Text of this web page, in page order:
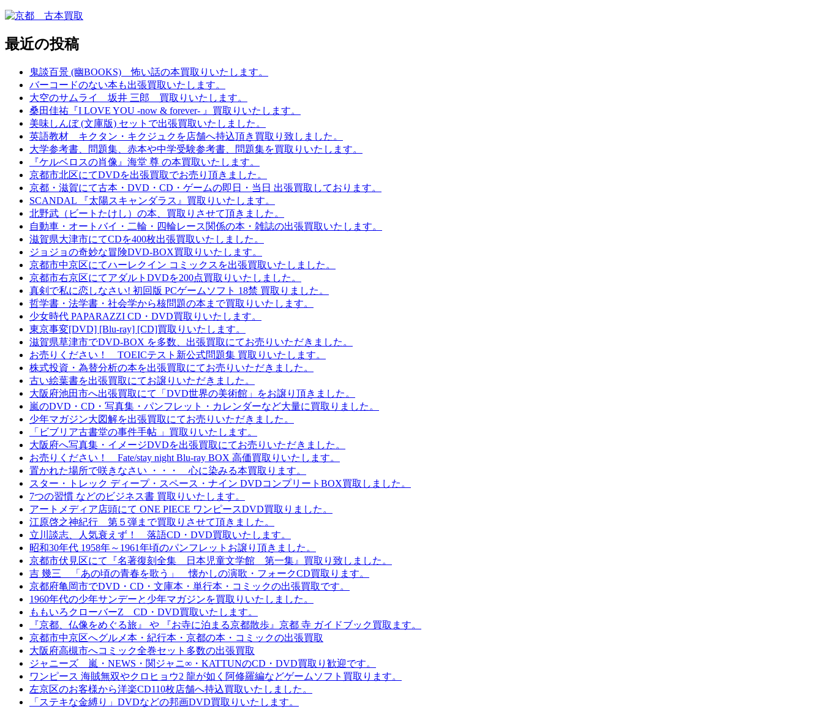
最近の投稿
鬼談百景 (幽BOOKS) 怖い話の本買取りいたします。
バーコードのない本も出張買取いたします。
大空のサムライ 坂井 三郎 買取りいたします。
桑田佳祐『I LOVE YOU -now & forever- 』買取りいたします。
美味しんぼ (文庫版) セットで出張買取いたしました。
英語教材 キクタン・キクジュクを店舗へ持込頂き買取り致しました。
大学参考書、問題集、赤本や中学受験参考書、問題集を買取りいたします。
『ケルベロスの肖像』海堂 尊 の本買取いたします。
京都市北区にてDVDを出張買取でお売り頂きました。
京都・滋賀にて古本・DVD・CD・ゲームの即日・当日 出張買取しております。
SCANDAL 『太陽スキャンダラス』買取りいたします。
北野武（ビートたけし）の本、買取りさせて頂きました。
自動車・オートバイ・二輪・四輪レース関係の本・雑誌の出張買取いたします。
滋賀県大津市にてCDを400枚出張買取いたしました。
ジョジョの奇妙な冒険DVD-BOX買取りいたします。
京都市中京区にてハーレクイン コミックスを出張買取いたしました。
京都市右京区にてアダルトDVDを200点買取りいたしました。
真剣で私に恋しなさい! 初回版 PCゲームソフト 18禁 買取りました。
哲学書・法学書・社会学から核問題の本まで買取りいたします。
少女時代 PAPARAZZI CD・DVD買取りいたします。
東京事変[DVD] [Blu-ray] [CD]買取りいたします。
滋賀県草津市でDVD-BOX を多数、出張買取にてお売りいただきました。
お売りください！ TOEICテスト新公式問題集 買取りいたします。
株式投資・為替分析の本を出張買取にてお売りいただきました。
古い絵葉書を出張買取にてお譲りいただきました。
大阪府池田市へ出張買取にて「DVD世界の美術館」をお譲り頂きました。
嵐のDVD・CD・写真集・パンフレット・カレンダーなど大量に買取りました。
少年マガジン大図解を出張買取にてお売りいただきました。
「ビブリア古書堂の事件手帖 」買取りいたします。
大阪府へ写真集・イメージDVDを出張買取にてお売りいただきました。
お売りください！ Fate/stay night Blu-ray BOX 高価買取りいたします。
置かれた場所で咲きなさい ・・・ 心に染みる本買取ります。
スター・トレック ディープ・スペース・ナイン DVDコンプリートBOX買取しました。
7つの習慣 などのビジネス書 買取りいたします。
アートメディア店頭にて ONE PIECE ワンピースDVD買取りました。
江原啓之神紀行 第５弾まで買取りさせて頂きました。
立川談志、人気衰えず！ 落語CD・DVD買取いたします。
昭和30年代 1958年～1961年頃のパンフレットお譲り頂きました。
京都市伏見区にて『名著復刻全集 日本児童文学館 第一集』買取り致しました。
吉 幾三 「あの頃の青春を歌う」 懐かしの演歌・フォークCD買取ります。
京都府亀岡市でDVD・CD・文庫本・単行本・コミックの出張買取です。
1960年代の少年サンデーと少年マガジンを買取りいたしました。
ももいろクローバーZ CD・DVD買取いたします。
『京都、仏像をめぐる旅』 や 『お寺に泊まる京都散歩』京都 寺 ガイドブック買取ます。
京都市中京区へグルメ本・紀行本・京都の本・コミックの出張買取
大阪府高槻市へコミック全巻セット多数の出張買取
ジャニーズ 嵐・NEWS・関ジャニ∞・KATTUNのCD・DVD買取り歓迎です。
ワンピース 海賊無双やクロヒョウ2 龍が如く阿修羅編などゲームソフト買取ります。
左京区のお客様から洋楽CD110枚店舗へ持込買取いたしました。
「ステキな金縛り」DVDなどの邦画DVD買取りいたします。